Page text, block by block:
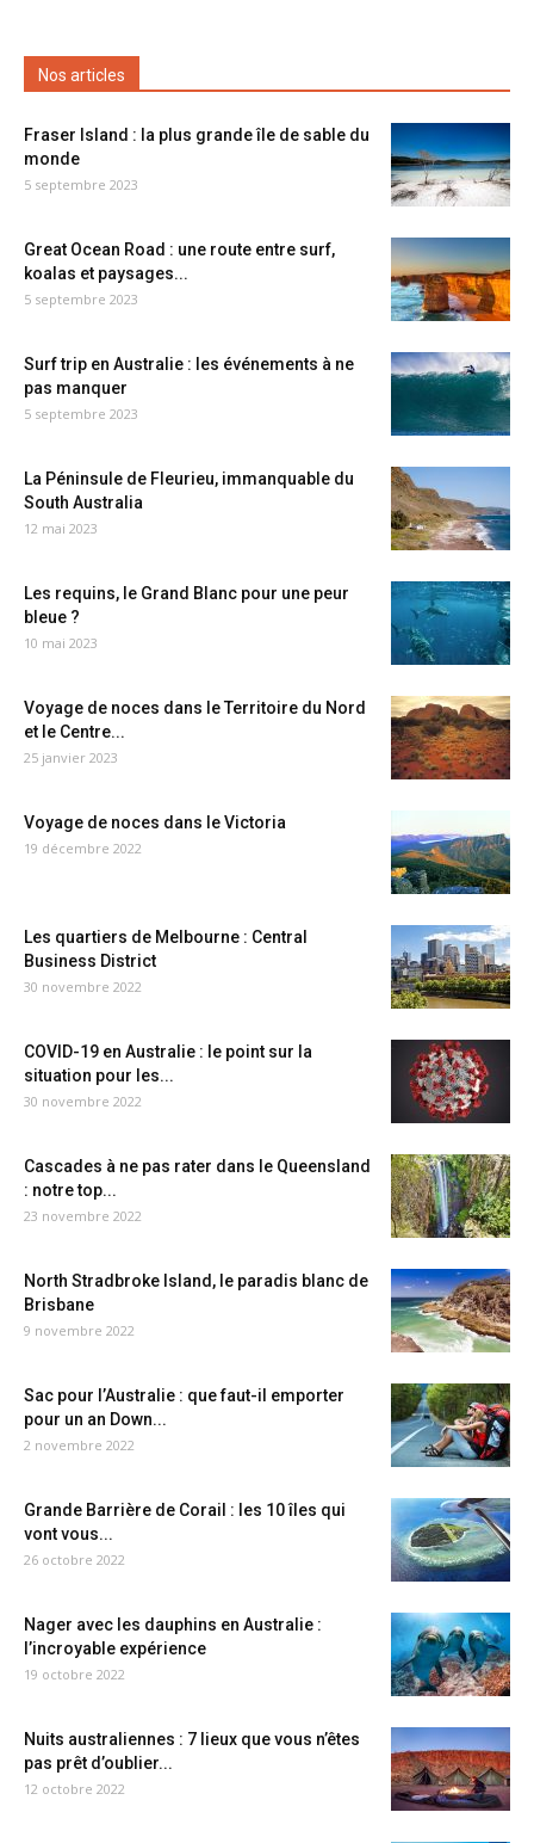
Nos articles
Fraser Island : la plus grande île de sable du
monde
5 septembre 2023
Great Ocean Road : une route entre surf,
koalas et paysages...
5 septembre 2023
Surf trip en Australie : les événements à ne
pas manquer
5 septembre 2023
La Péninsule de Fleurieu, immanquable du
South Australia
12 mai 2023
Les requins, le Grand Blanc pour une peur
bleue ?
10 mai 2023
Voyage de noces dans le Territoire du Nord
et le Centre...
25 janvier 2023
Voyage de noces dans le Victoria
19 décembre 2022
Les quartiers de Melbourne : Central
Business District
30 novembre 2022
COVID-19 en Australie : le point sur la
situation pour les...
30 novembre 2022
Cascades à ne pas rater dans le Queensland
: notre top...
23 novembre 2022
North Stradbroke Island, le paradis blanc de
Brisbane
9 novembre 2022
Sac pour l’Australie : que faut-il emporter
pour un an Down...
2 novembre 2022
Grande Barrière de Corail : les 10 îles qui
vont vous...
26 octobre 2022
Nager avec les dauphins en Australie :
l’incroyable expérience
19 octobre 2022
Nuits australiennes : 7 lieux que vous n’êtes
pas prêt d’oublier...
12 octobre 2022